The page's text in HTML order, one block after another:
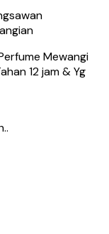
Mewangi
12 jam & Yg